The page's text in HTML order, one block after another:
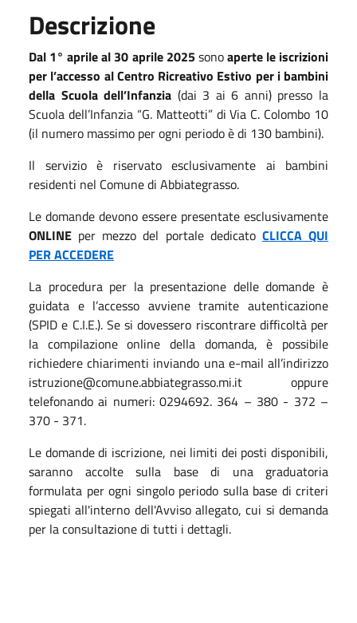
Descrizione
Dal 1° aprile al 30 aprile 2025sonoaperte le iscrizioni
per l’accesso al Centro Ricreativo Estivo per i bambini
della Scuola dell’Infanzia (dai 3 ai 6 anni) presso la
Scuola dell’Infanzia “G. Matteotti” di Via C. Colombo 10
(il numero massimo per ogni periodo è di 130 bambini).
Il servizio è riservato esclusivamente ai bambini
residenti nel Comune di Abbiategrasso.
Le domande devono essere presentate esclusivamente
ONLINE per mezzo del portale dedicato CLICCA QUI
PER ACCEDERE
La procedura per la presentazione delle domande è
guidata e l’accesso avviene tramite autenticazione
(SPID e C.I.E.). Se si dovessero riscontrare difficoltà per
la compilazione online della domanda, è possibile
richiedere chiarimenti inviando una e-mail all’indirizzo
istruzione@comune.abbiategrasso.mi.it oppure
telefonando ai numeri: 0294692. 364 – 380 - 372 –
370 - 371.
Le domande di iscrizione, nei limiti dei posti disponibili,
saranno accolte sulla base di una graduatoria
formulata per ogni singolo periodo sulla base di criteri
spiegati all'interno dell'Avviso allegato, cui si demanda
per la consultazione di tutti i dettagli.